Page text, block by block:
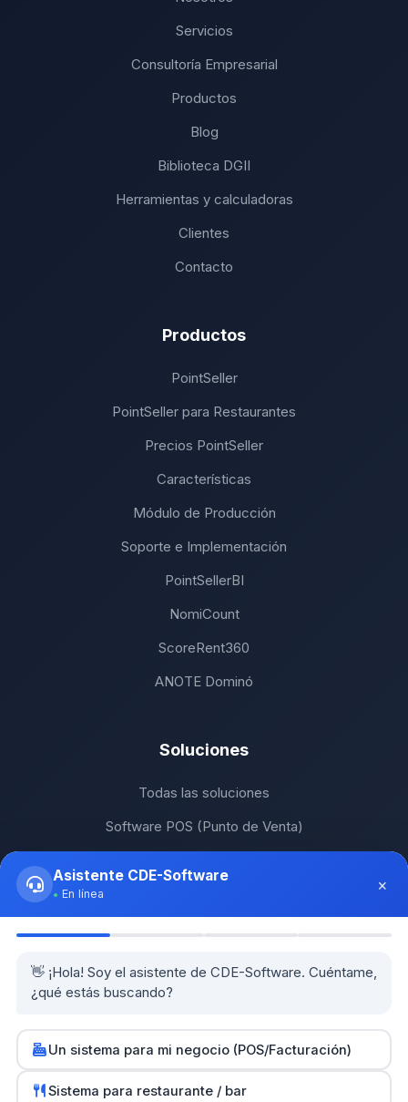
Servicios
Consultoría Empresarial
Productos
Blog
Biblioteca DGII
Herramientas y calculadoras
Clientes
Contacto
Productos
PointSeller
PointSeller para Restaurantes
Precios PointSeller
Características
Módulo de Producción
Soporte e Implementación
PointSellerBI
NomiCount
ScoreRent360
ANOTE Dominó
Soluciones
Todas las soluciones
Software POS (Punto de Venta)
Guías prácticas
Herramientas y calculadoras
Partners
0
Asistente CDE-Software
En línea ×
👋 ¡Hola! Soy el asistente de CDE-Software. Cuéntame,
¿qué estás buscando?
Un sistema para mi negocio (POS/Facturación)
Sistema para restaurante / bar